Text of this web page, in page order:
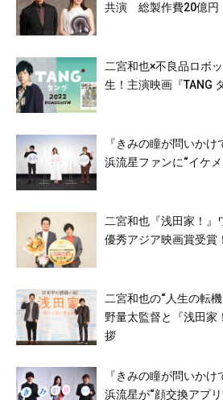
共演 総製作費20億円
二宮和也×不良品ロボ
生！主演映画『TANG
『きみの瞳が問いか
浜流星ファンに“イケ
二宮和也『浅田家！』
優秀アジア映画賞受賞
二宮和也の“人生の転
野量太監督と『浅田家
拶
『きみの瞳が問いか
浜流星が“顔交換アプ